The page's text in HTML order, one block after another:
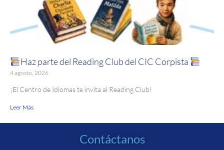
Haz parte del Reading Club del CIC Corpista
4 agosto, 2026
¡El Centro de Idiomas te invita al Reading Club!
Leer Más
Contáctanos